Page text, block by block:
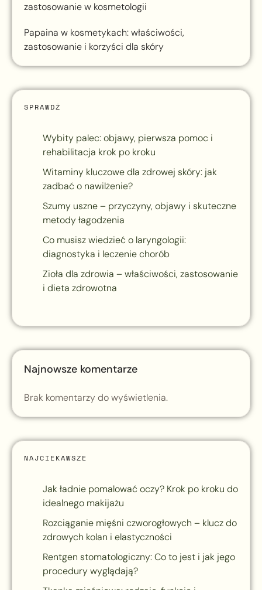
zastosowanie w kosmetologii
Papaina w kosmetykach: właściwości,
zastosowanie i korzyści dla skóry
SPRAWDŹ
Wybity palec: objawy, pierwsza pomoc i
rehabilitacja krok po kroku
Witaminy kluczowe dla zdrowej skóry: jak
zadbać o nawilżenie?
Szumy uszne – przyczyny, objawy i skuteczne
metody łagodzenia
Co musisz wiedzieć o laryngologii:
diagnostyka i leczenie chorób
Zioła dla zdrowia – właściwości, zastosowanie
i dieta zdrowotna
Najnowsze komentarze
Brak komentarzy do wyświetlenia.
NAJCIEKAWSZE
Jak ładnie pomalować oczy? Krok po kroku do
idealnego makijażu
Rozciąganie mięśni czworogłowych – klucz do
zdrowych kolan i elastyczności
Rentgen stomatologiczny: Co to jest i jak jego
procedury wyglądają?